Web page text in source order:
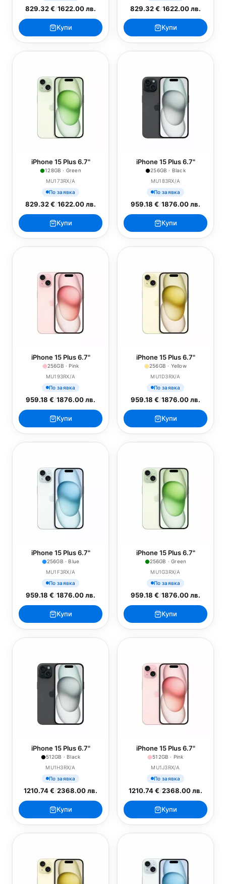
829.32 €/1622.00 лв.
Купи
829.32 €/1622.00 лв.
Купи
iPhone 15 Plus 6.7"
128GB · Green
MU173RX/A
По заявка
829.32 €/1622.00 лв.
Купи
iPhone 15 Plus 6.7"
256GB · Black
MU183RX/A
По заявка
959.18 €/1876.00 лв.
Купи
iPhone 15 Plus 6.7"
256GB · Pink
MU193RX/A
По заявка
959.18 €/1876.00 лв.
Купи
iPhone 15 Plus 6.7"
256GB · Yellow
MU1D3RX/A
По заявка
959.18 €/1876.00 лв.
Купи
iPhone 15 Plus 6.7"
256GB · Blue
MU1F3RX/A
По заявка
959.18 €/1876.00 лв.
Купи
iPhone 15 Plus 6.7"
256GB · Green
MU1G3RX/A
По заявка
959.18 €/1876.00 лв.
Купи
iPhone 15 Plus 6.7"
512GB · Black
MU1H3RX/A
По заявка
1210.74 €/2368.00 лв.
Купи
iPhone 15 Plus 6.7"
512GB · Pink
MU1J3RX/A
По заявка
1210.74 €/2368.00 лв.
Купи